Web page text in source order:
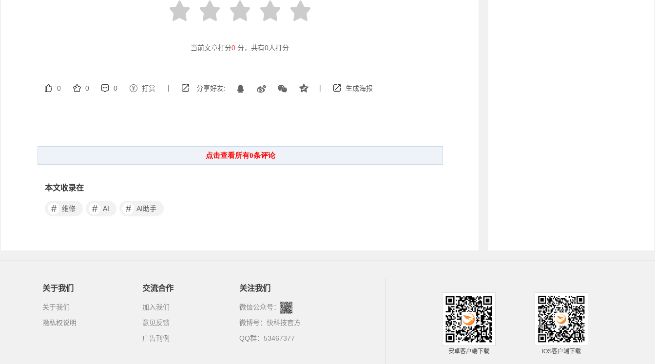
当前文章打分0 分，共有0人打分
0 0 0 打赏 | 分享好友: | 生成海报
本文收录在
# 维修 # AI # AI助手
关于我们
关于我们
隐私权说明
交流合作
加入我们
意见反馈
广告刊例
关注我们
微信公众号：
微博号： 快科技官方
QQ群：53467377
安卓客户端下载 IOS客户端下载